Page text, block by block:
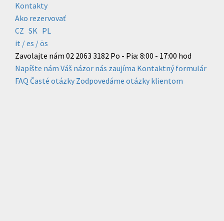
Kontakty
Ako rezervovať
CZ SK PL
it /es / ös
Zavolajte nám 02 2063 3182 Po - Pia: 8:00 - 17:00 hod
Napíšte nám Váš názor nás zaujíma Kontaktný formulár
FAQ Časté otázky Zodpovedáme otázky klientom